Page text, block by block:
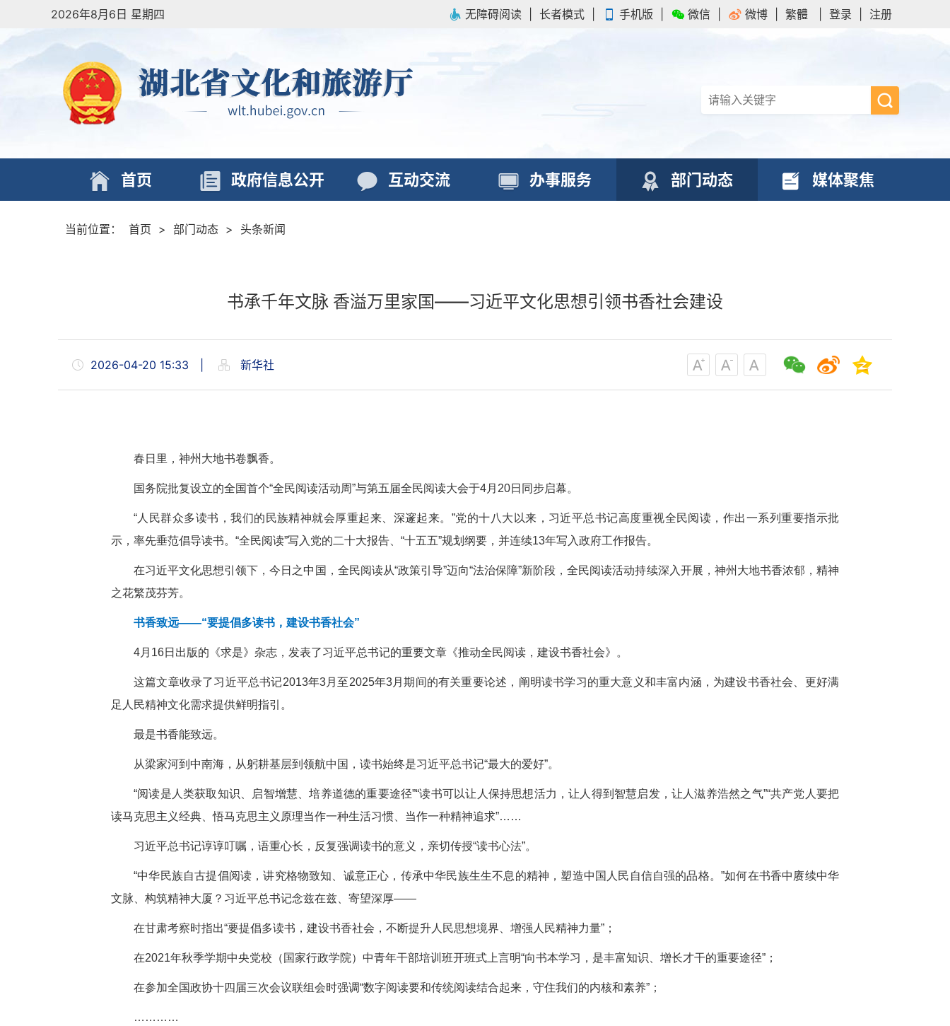
2026年8月6日 星期四 无障碍阅读 长者模式 手机版 微信 微博 繁體 登录 注册
首页 政府信息公开 互动交流 办事服务 部门动态 媒体聚焦
当前位置： 首页 > 部门动态 > 头条新闻
书承千年文脉 香溢万里家国——习近平文化思想引领书香社会建设
2026-04-20 15:33 新华社
春日里，神州大地书卷飘香。
国务院批复设立的全国首个“全民阅读活动周”与第五届全民阅读大会于4月20日同步启幕。
“人民群众多读书，我们的民族精神就会厚重起来、深邃起来。”党的十八大以来，习近平总书记高度重视全民阅读，作出一系列重要指示批
示，率先垂范倡导读书。“全民阅读”写入党的二十大报告、“十五五”规划纲要，并连续13年写入政府工作报告。
在习近平文化思想引领下，今日之中国，全民阅读从“政策引导”迈向“法治保障”新阶段，全民阅读活动持续深入开展，神州大地书香浓郁，精神
之花繁茂芬芳。
书香致远——“要提倡多读书，建设书香社会”
4月16日出版的《求是》杂志，发表了习近平总书记的重要文章《推动全民阅读，建设书香社会》。
这篇文章收录了习近平总书记2013年3月至2025年3月期间的有关重要论述，阐明读书学习的重大意义和丰富内涵，为建设书香社会、更好满
足人民精神文化需求提供鲜明指引。
最是书香能致远。
从梁家河到中南海，从躬耕基层到领航中国，读书始终是习近平总书记“最大的爱好”。
“阅读是人类获取知识、启智增慧、培养道德的重要途径”“读书可以让人保持思想活力，让人得到智慧启发，让人滋养浩然之气”“共产党人要把
读马克思主义经典、悟马克思主义原理当作一种生活习惯、当作一种精神追求”……
习近平总书记谆谆叮嘱，语重心长，反复强调读书的意义，亲切传授“读书心法”。
“中华民族自古提倡阅读，讲究格物致知、诚意正心，传承中华民族生生不息的精神，塑造中国人民自信自强的品格。”如何在书香中赓续中华
文脉、构筑精神大厦？习近平总书记念兹在兹、寄望深厚——
在甘肃考察时指出“要提倡多读书，建设书香社会，不断提升人民思想境界、增强人民精神力量”；
在2021年秋季学期中央党校（国家行政学院）中青年干部培训班开班式上言明“向书本学习，是丰富知识、增长才干的重要途径”；
在参加全国政协十四届三次会议联组会时强调“数字阅读要和传统阅读结合起来，守住我们的内核和素养”；
…………